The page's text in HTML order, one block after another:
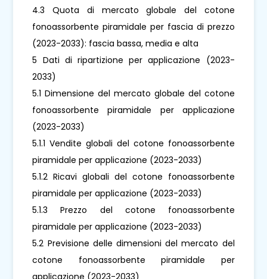
4.3 Quota di mercato globale del cotone
fonoassorbente piramidale per fascia di prezzo
(2023-2033): fascia bassa, media e alta
5 Dati di ripartizione per applicazione (2023-
2033)
5.1 Dimensione del mercato globale del cotone
fonoassorbente piramidale per applicazione
(2023-2033)
5.1.1 Vendite globali del cotone fonoassorbente
piramidale per applicazione (2023-2033)
5.1.2 Ricavi globali del cotone fonoassorbente
piramidale per applicazione (2023-2033)
5.1.3 Prezzo del cotone fonoassorbente
piramidale per applicazione (2023-2033)
5.2 Previsione delle dimensioni del mercato del
cotone fonoassorbente piramidale per
applicazione (2023-2033)